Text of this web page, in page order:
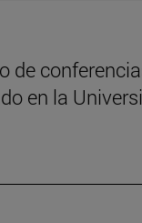
de
en la